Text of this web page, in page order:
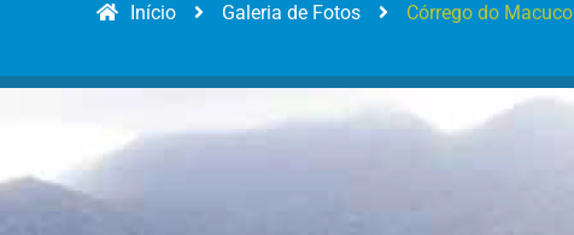
Início Galeria de Fotos Córrego do Macuco